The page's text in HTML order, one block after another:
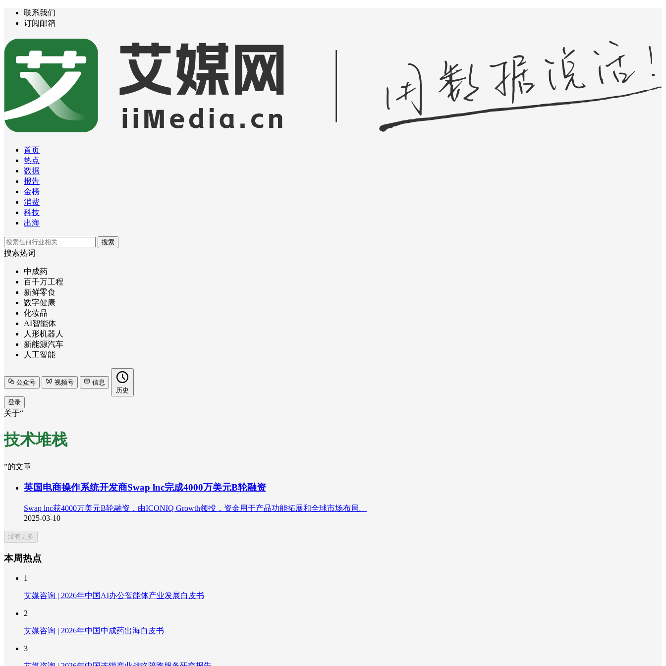
联系我们
订阅邮箱
首页
热点
数据
报告
金榜
消费
科技
出海
搜索
搜索热词
中成药
百千万工程
新鲜零食
数字健康
化妆品
AI智能体
人形机器人
新能源汽车
人工智能
公众号 视频号
信息
历史
登录
关于“
技术堆栈
”的文章
英国电商操作系统开发商Swap lnc完成4000万美元B轮融资
Swap lnc获4000万美元B轮融资，由ICONIQ Growth领投，资金用于产品功能拓展和全球市场布局。
2025-03-10
没有更多
本周热点
1
艾媒咨询 | 2026年中国AI办公智能体产业发展白皮书
2
艾媒咨询 | 2026年中国中成药出海白皮书
3